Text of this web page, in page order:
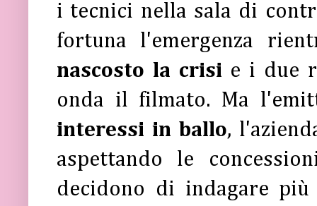
i tecnici nella sala di
fortuna l'emergenza
nascosto la crisi e i due
onda il filmato. Ma
interessi in ballo,
aspettando le
decidono di indagare